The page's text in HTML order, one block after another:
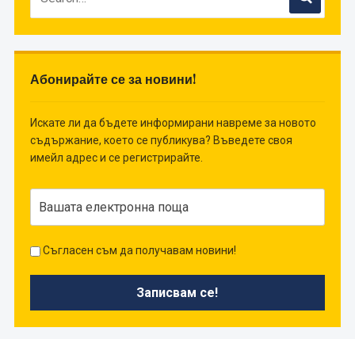
Абонирайте се за новини!
Искате ли да бъдете информирани навреме за новото
съдържание, което се публикува? Въведете своя
имейл адрес и се регистрирайте.
Съгласен съм да получавам новини!